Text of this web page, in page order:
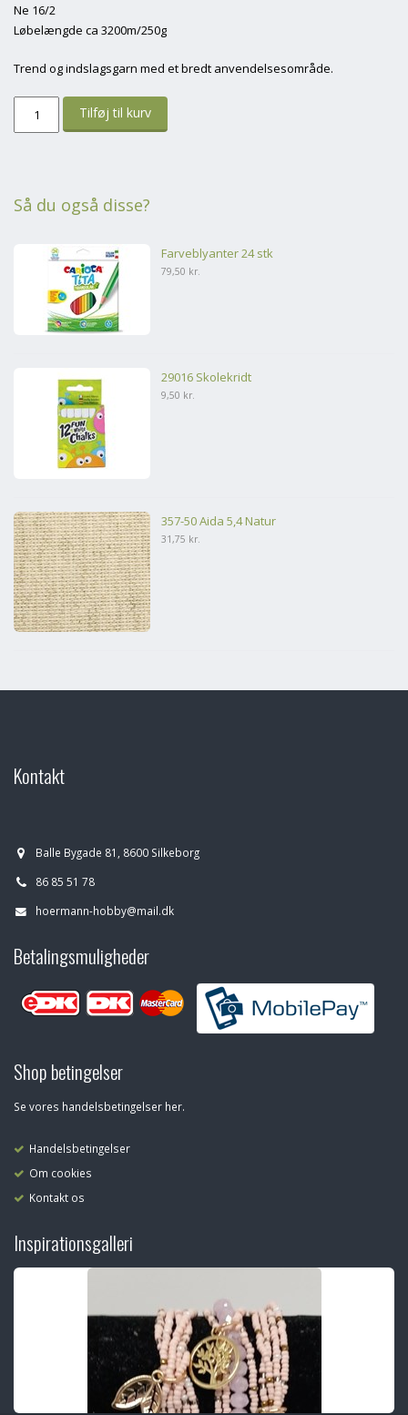
Ne 16/2
Løbelængde ca 3200m/250g
Trend og indslagsgarn med et bredt anvendelsesområde.
Så du også disse?
Farveblyanter 24 stk
79,50 kr.
29016 Skolekridt
9,50 kr.
357-50 Aida 5,4 Natur
31,75 kr.
Kontakt
Balle Bygade 81, 8600 Silkeborg
86 85 51 78
hoermann-hobby@mail.dk
Betalingsmuligheder
Shop betingelser
Se vores handelsbetingelser her.
Handelsbetingelser
Om cookies
Kontakt os
Inspirationsgalleri